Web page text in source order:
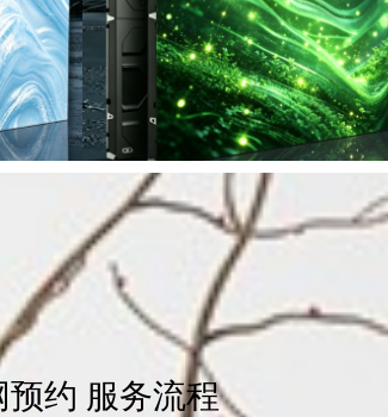
预约 服务流程